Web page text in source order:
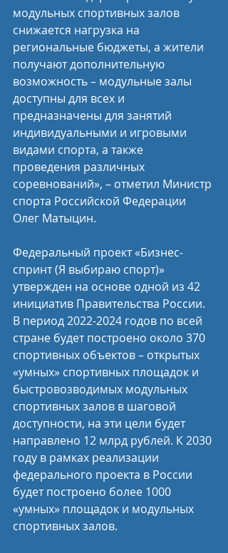
модульных спортивных залов
снижается нагрузка на
региональные бюджеты, а жители
получают дополнительную
возможность – модульные залы
доступны для всех и
предназначены для занятий
индивидуальными и игровыми
видами спорта, а также
проведения различных
соревнований», – отметил Министр
спорта Российской Федерации
Олег Матыцин.
Федеральный проект «Бизнес-
спринт (Я выбираю спорт)»
утвержден на основе одной из 42
инициатив Правительства России.
В период 2022-2024 годов по всей
стране будет построено около 370
спортивных объектов – открытых
«умных» спортивных площадок и
быстровозводимых модульных
спортивных залов в шаговой
доступности, на эти цели будет
направлено 12 млрд рублей. К 2030
году в рамках реализации
федерального проекта в России
будет построено более 1000
«умных» площадок и модульных
спортивных залов.